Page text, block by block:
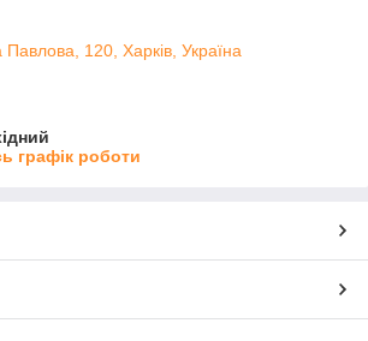
120, Харків, Україна
графік роботи